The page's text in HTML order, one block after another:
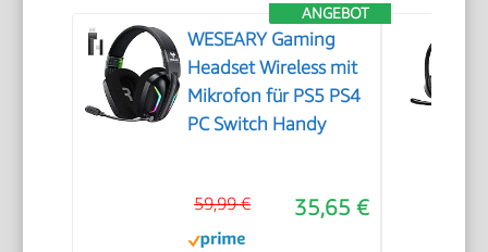
ANGEBOT
WESEARY Gaming
Headset Wireless mit
Mikrofon für PS5 PS4
PC Switch Handy
35,65 €
59,99 €